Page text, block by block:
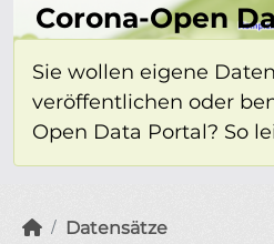
Corona-Open
Sie wollen eigene
veröffentlichen oder
Open Data Portal? So
Datensätze